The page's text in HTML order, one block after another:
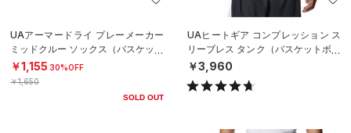
UAアーマードライ プレーメーカー
ミッドクルー ソックス（バスケット
ボール/UNISEX）
￥1,155 30%OFF
￥1,650
SOLD OUT
UAヒートギア コンプレッション ス
リーブレス タンク（バスケットボー
ル/MEN）
￥3,960